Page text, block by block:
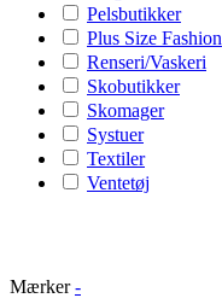
Pelsbutikker
Plus Size Fashion
Renseri/Vaskeri
Skobutikker
Skomager
Systuer
Textiler
Ventetøj
Mærker -